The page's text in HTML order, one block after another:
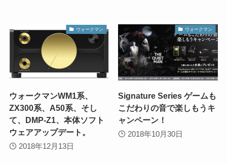
ウォークマン
ウォークマンWM1系、
ZX300系、A50系、そし
て、DMP-Z1、本体ソフト
ウェアアップデート。
2018年12月13日
ウォークマン
Signature Series ゲームも
こだわりの音で楽しもうキ
ャンペーン！
2018年10月30日